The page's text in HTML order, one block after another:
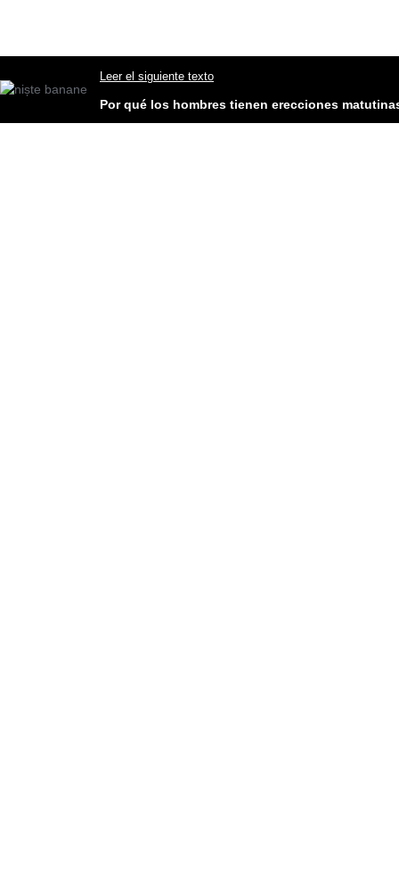
Leer el siguiente texto
Por qué los hombres tienen erecciones